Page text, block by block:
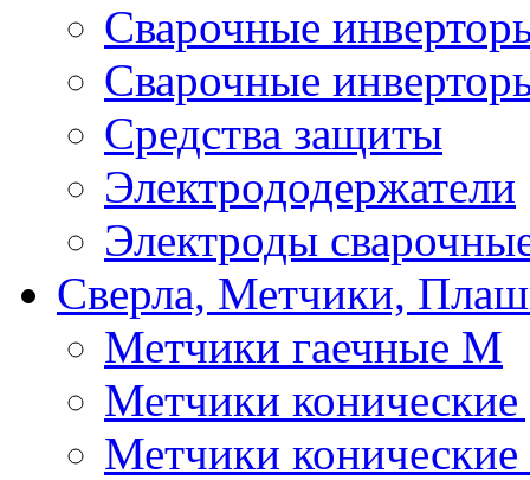
Сварочные
Сварочные
Средства защиты
Электрододержатели
Электроды
Сверла, Метчики,
Метчики гаечные М
Метчики
Метчики